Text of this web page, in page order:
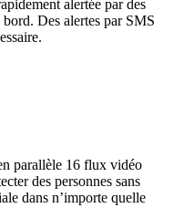
alertée par des
bord. Des alertes par SMS
parallèle 16 flux vidéo
des personnes sans
dans n’importe quelle